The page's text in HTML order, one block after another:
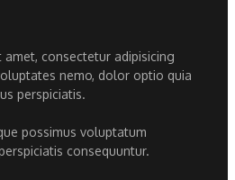
consectetur adipisicing
nemo, dolor optio quia
perspiciatis.
possimus voluptatum
consequuntur.